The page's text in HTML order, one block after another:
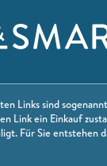
Links sind
Link ein Einkauf
Für Sie entstehen